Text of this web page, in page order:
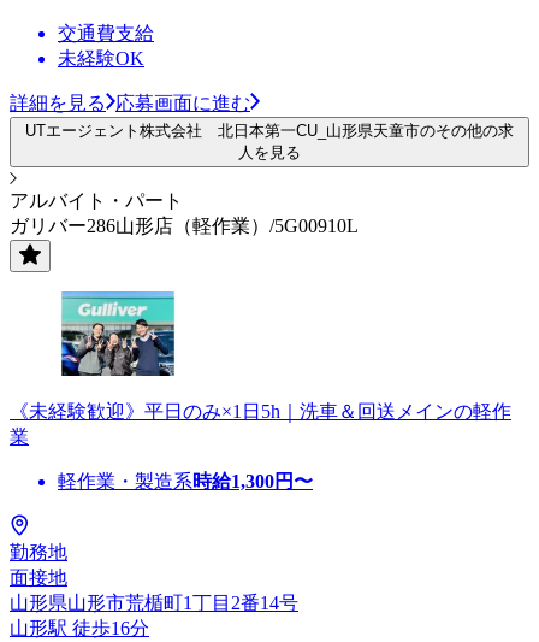
交通費支給
未経験OK
詳細を見る 応募画面に進む
UTエージェント株式会社 北日本第一CU_山形県天童市のその他の求
人を見る
アルバイト・パート
ガリバー286山形店（軽作業）/5G00910L
《未経験歓迎》平日のみ×1日5h｜洗車＆回送メインの軽作
業
軽作業・製造系時給1,300円〜
勤務地
面接地
山形県山形市荒楯町1丁目2番14号
山形駅 徒歩16分